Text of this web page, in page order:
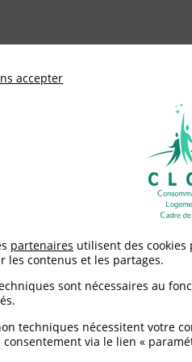
de défense
: à quel prix ?
prix ?
accepter
partenaires utilisent des cookies
les contenus et les partages.
sont nécessaires au
techniques nécessitent votre
via le lien «